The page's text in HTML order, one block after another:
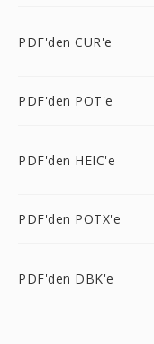
PDF'den CUR'e
PDF'den POT'e
PDF'den HEIC'e
PDF'den POTX'e
PDF'den DBK'e